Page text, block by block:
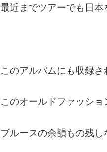
最近までツアーでも日本
このアルバムにも収録
このオールドファッショ
ブルースの余韻もの残し